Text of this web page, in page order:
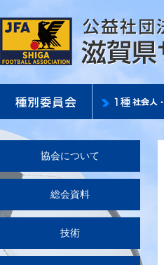
協会について
総会資料
技術